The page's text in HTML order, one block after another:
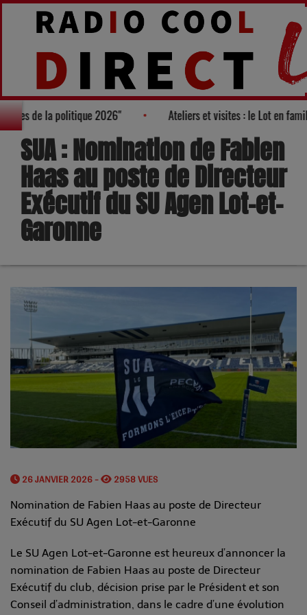
"100 nouveaux visages de la politique 2026" Ateliers et
SUA : Nomination de Fabien
Haas au poste de Directeur
Exécutif du SU Agen Lot-et-
Garonne
26 JANVIER 2026 - 2958 VUES
Nomination de Fabien Haas au poste de Directeur
Exécutif du SU Agen Lot-et-Garonne
Le SU Agen Lot-et-Garonne est heureux d’annoncer la
nomination de Fabien Haas au poste de Directeur
Exécutif du club, décision prise par le Président et son
Conseil d’administration, dans le cadre d’une évolution